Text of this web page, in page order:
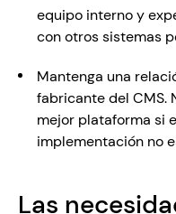
equipo interno y
con otros sistemas
Mantenga una
fabricante del CMS.
mejor plataforma si
implementación no
Las